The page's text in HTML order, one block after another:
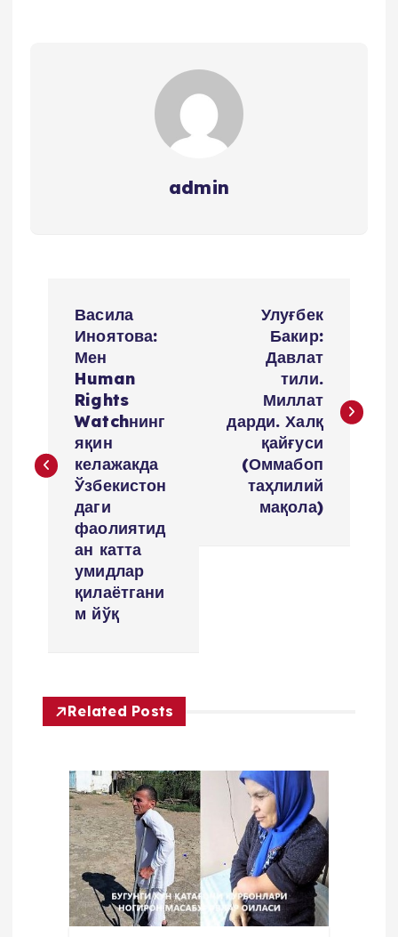
admin
n
a
t
Васила
Иноятова:
Мен
Human
Rights
Watchнинг
яқин
келажакда
Ўзбекистон
даги
фаолиятид
ан катта
умидлар
қилаётгани
м йўқ
Улуғбек
Бакир:
Давлат
тили.
Миллат
дарди. Халқ
қайғуси
(Оммабоп
таҳлилий
мақола)
Related Posts